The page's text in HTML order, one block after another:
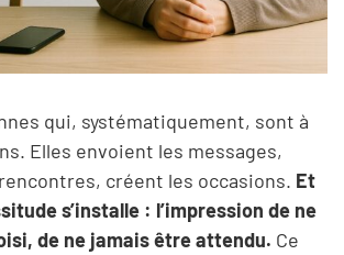
qui, systématiquement, sont à
Elles envoient les messages,
créent les occasions. Et
s’installe : l’impression de ne
de ne jamais être attendu. Ce